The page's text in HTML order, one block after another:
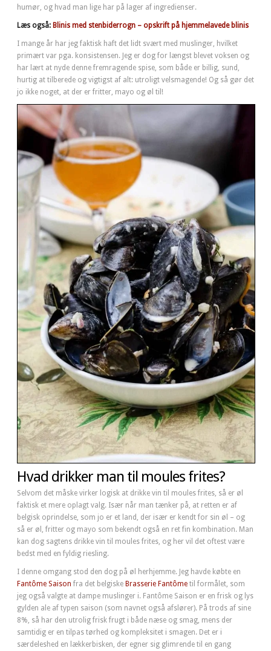
humør, og hvad man lige har på lager af ingredienser.
Læs også: Blinis med stenbiderrogn – opskrift på hjemmelavede blinis
I mange år har jeg faktisk haft det lidt svært med muslinger, hvilket
primært var pga. konsistensen. Jeg er dog for længst blevet voksen og
har lært at nyde denne fremragende spise, som både er billig, sund,
hurtig at tilberede og vigtigst af alt: utroligt velsmagende! Og så gør det
jo ikke noget, at der er fritter, mayo og øl til!
Hvad drikker man til moules frites?
Selvom det måske virker logisk at drikke vin til moules frites, så er øl
faktisk et mere oplagt valg. Især når man tænker på, at retten er af
belgisk oprindelse, som jo er et land, der især er kendt for sin øl – og
så er øl, fritter og mayo som bekendt også en ret fin kombination. Man
kan dog sagtens drikke vin til moules frites, og her vil det oftest være
bedst med en fyldig riesling.
I denne omgang stod den dog på øl herhjemme. Jeg havde købte en
Fantôme Saison fra det belgiske Brasserie Fantôme til formålet, som
jeg også valgte at dampe muslinger i. Fantôme Saison er en frisk og lys
gylden ale af typen saison (som navnet også afslører). På trods af sine
8%, så har den utrolig frisk frugt i både næse og smag, mens der
samtidig er en tilpas tørhed og kompleksitet i smagen. Det er i
særdeleshed en lækkerbisken, der egner sig glimrende til en gang